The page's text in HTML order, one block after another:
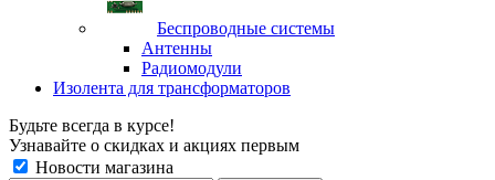
Беспроводные системы
Антенны
Радиомодули
Изолента для трансформаторов
Будьте всегда в курсе!
Узнавайте о скидках и акциях первым
Новости магазина